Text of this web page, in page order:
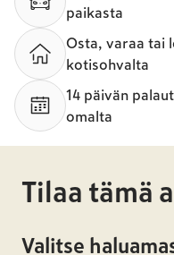
paikasta
Osta, varaa tai
kotisohvalta
14 päivän
omalta
Tilaa tämä
Valitse